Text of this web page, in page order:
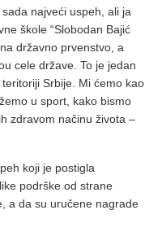
najveći uspeh, ali ja
škole “Slobodan Bajić
državno prvenstvo, a
cele države. To je jedan
Srbije. Mi ćemo kao
u sport, kako bismo
zdravom načinu života –
koji je postigla
podrške od strane
a da su uručene nagrade